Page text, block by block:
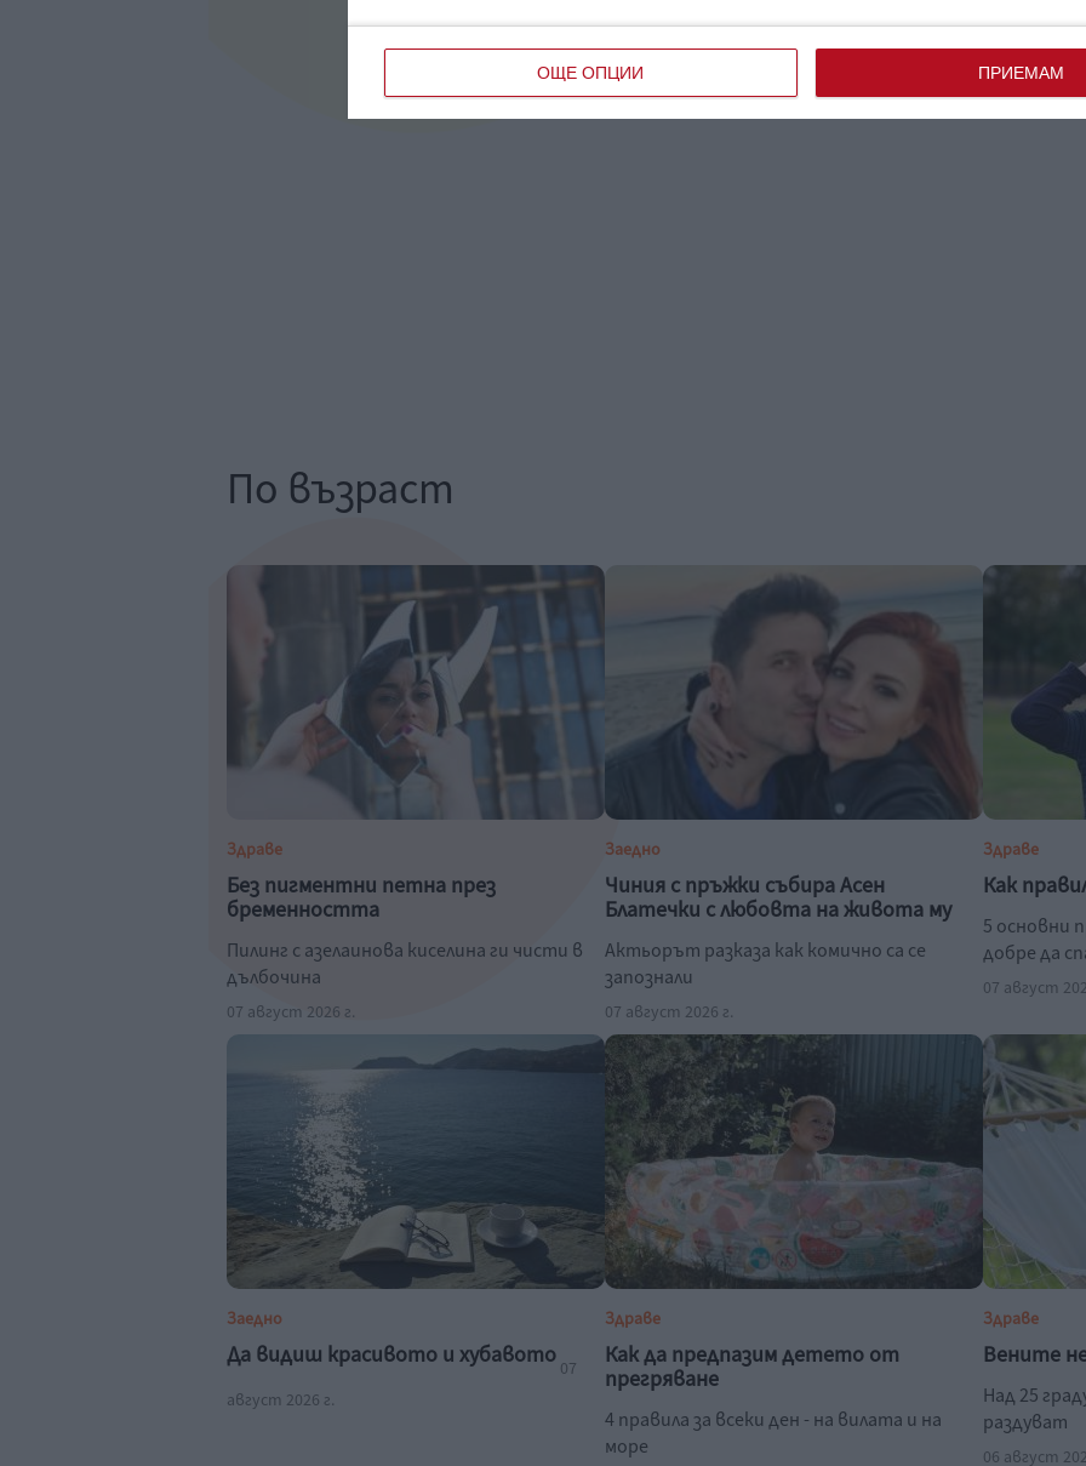
ОЩЕ ОПЦИИ ПРИЕМАМ
По възраст
Здраве
Без пигментни петна през
бременността
Пилинг с азелаинова киселина ги чисти в
дълбочина
07 август 2026 г.
Заедно
Чиния с пръжки събира Асен
Блатечки с любовта на живота му
Актьорът разказа как комично са се
запознали
07 август 2026 г.
Здраве
Как
5 основни
добре да
07 август
Заедно
Да видиш красивото и хубавото 07
август 2026 г.
Здраве
Как да предпазим детето от
прегряване
4 правила за всеки ден - на вилата и на
море
Здраве
Вените
Над 25
раздуват
06 август